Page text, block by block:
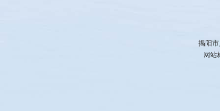
揭阳
网